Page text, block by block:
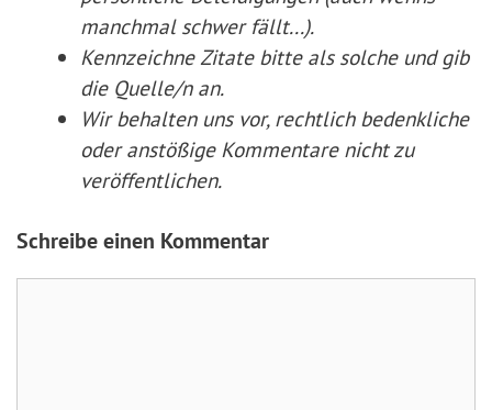
manchmal schwer fällt...).
Kennzeichne Zitate bitte als solche und gib
die Quelle/n an.
Wir behalten uns vor, rechtlich bedenkliche
oder anstößige Kommentare nicht zu
veröffentlichen.
Schreibe einen Kommentar